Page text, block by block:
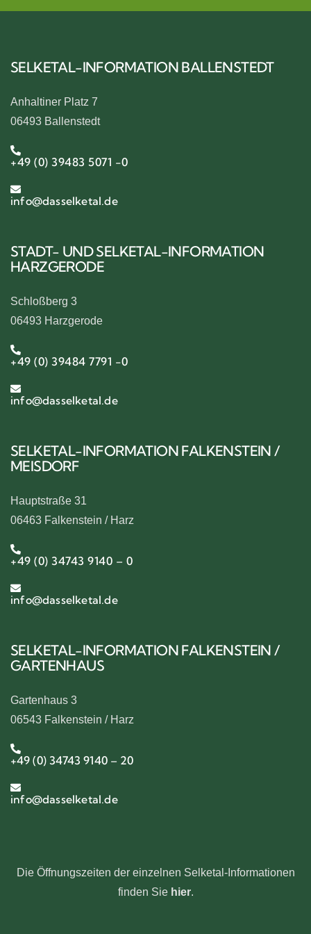
SELKETAL-INFORMATION BALLENSTEDT
Anhaltiner Platz 7
06493 Ballenstedt
+49 (0) 39483 5071 -0
info@dasselketal.de
STADT- UND SELKETAL-INFORMATION
HARZGERODE
Schloßberg 3
06493 Harzgerode
+49 (0) 39484 7791 -0
info@dasselketal.de
SELKETAL-INFORMATION FALKENSTEIN /
MEISDORF
Hauptstraße 31
06463 Falkenstein / Harz
+49 (0) 34743 9140 – 0
info@dasselketal.de
SELKETAL-INFORMATION FALKENSTEIN /
GARTENHAUS
Gartenhaus 3
06543 Falkenstein / Harz
+49 (0) 34743 9140 – 20
info@dasselketal.de
Die Öffnungszeiten der einzelnen Selketal-Informationen
finden Sie hier.